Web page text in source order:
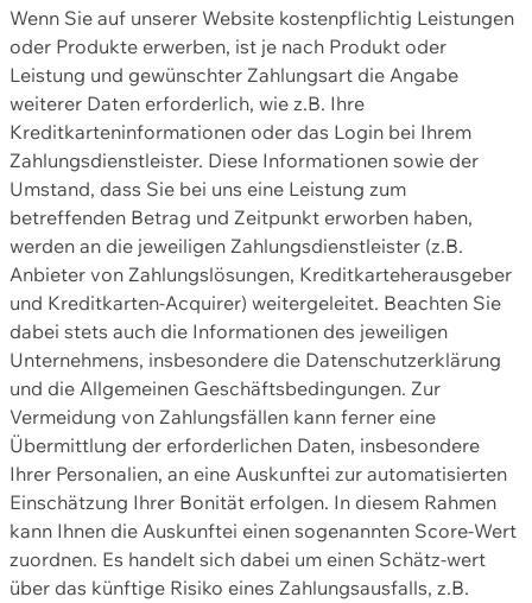
Wenn Sie auf unserer Website kostenpflichtig Leistungen
oder Produkte erwerben, ist je nach Produkt oder
Leistung und gewünschter Zahlungsart die Angabe
weiterer Daten erforderlich, wie z.B. Ihre
Kreditkarteninformationen oder das Login bei Ihrem
Zahlungsdienstleister. Diese Informationen sowie der
Umstand, dass Sie bei uns eine Leistung zum
betreffenden Betrag und Zeitpunkt erworben haben,
werden an die jeweiligen Zahlungsdienstleister (z.B.
Anbieter von Zahlungslösungen, Kreditkarteherausgeber
und Kreditkarten-Acquirer) weitergeleitet. Beachten Sie
dabei stets auch die Informationen des jeweiligen
Unternehmens, insbesondere die Datenschutzerklärung
und die Allgemeinen Geschäftsbedingungen. Zur
Vermeidung von Zahlungsfällen kann ferner eine
Übermittlung der erforderlichen Daten, insbesondere
Ihrer Personalien, an eine Auskunftei zur automatisierten
Einschätzung Ihrer Bonität erfolgen. In diesem Rahmen
kann Ihnen die Auskunftei einen sogenannten Score-Wert
zuordnen. Es handelt sich dabei um einen Schätz-wert
über das künftige Risiko eines Zahlungsausfalls, z.B.